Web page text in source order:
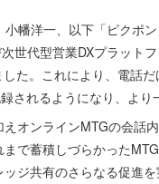
幡洋一、以下「ピクポ
世代型営業DXプラット
た。これにより、電話
されるようになり、より
オンラインMTGの会話
で蓄積しづらかった
ジ共有のさらなる促進